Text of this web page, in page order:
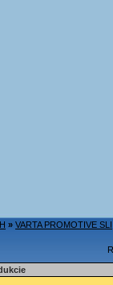
» VARTA PROMOTIVE SLI